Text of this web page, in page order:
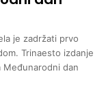
je zadržati prvo
Trinaesto izdanje
Međunarodni dan